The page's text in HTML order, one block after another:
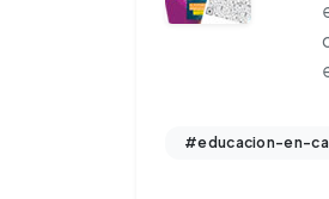
#educacion-en-